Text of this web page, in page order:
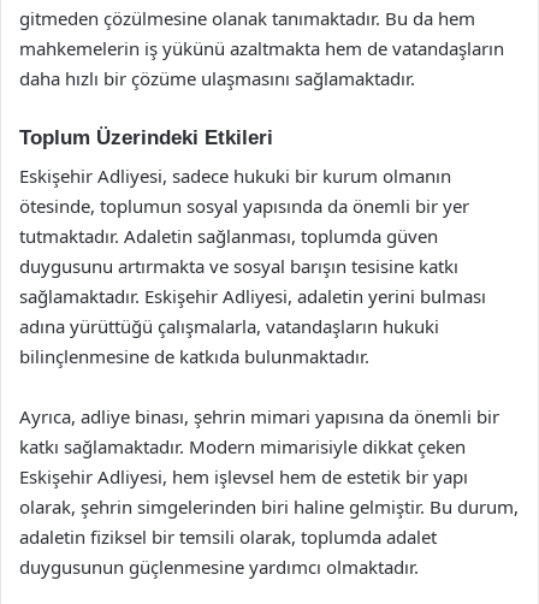
gitmeden çözülmesine olanak tanımaktadır. Bu da hem
mahkemelerin iş yükünü azaltmakta hem de vatandaşların
daha hızlı bir çözüme ulaşmasını sağlamaktadır.
Toplum Üzerindeki Etkileri
Eskişehir Adliyesi, sadece hukuki bir kurum olmanın
ötesinde, toplumun sosyal yapısında da önemli bir yer
tutmaktadır. Adaletin sağlanması, toplumda güven
duygusunu artırmakta ve sosyal barışın tesisine katkı
sağlamaktadır. Eskişehir Adliyesi, adaletin yerini bulması
adına yürüttüğü çalışmalarla, vatandaşların hukuki
bilinçlenmesine de katkıda bulunmaktadır.
Ayrıca, adliye binası, şehrin mimari yapısına da önemli bir
katkı sağlamaktadır. Modern mimarisiyle dikkat çeken
Eskişehir Adliyesi, hem işlevsel hem de estetik bir yapı
olarak, şehrin simgelerinden biri haline gelmiştir. Bu durum,
adaletin fiziksel bir temsili olarak, toplumda adalet
duygusunun güçlenmesine yardımcı olmaktadır.